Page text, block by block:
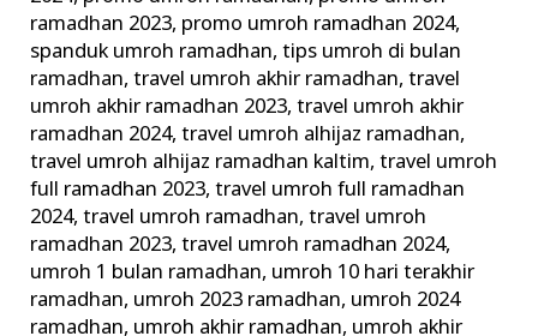
ramadhan 2023, promo umroh ramadhan 2024,
spanduk umroh ramadhan,tips umroh di bulan
ramadhan,travel umroh akhir ramadhan,travel
umroh akhir ramadhan 2023,travel umroh akhir
ramadhan 2024,travel umroh alhijaz ramadhan,
travel umroh alhijaz ramadhan kaltim,travel umroh
full ramadhan 2023,travel umroh full ramadhan
2024,travel umroh ramadhan,travel umroh
ramadhan 2023,travel umroh ramadhan 2024,
umroh 1 bulan ramadhan, umroh 10 hari terakhir
ramadhan, umroh 2023 ramadhan, umroh 2024
ramadhan, umroh akhir ramadhan, umroh akhir